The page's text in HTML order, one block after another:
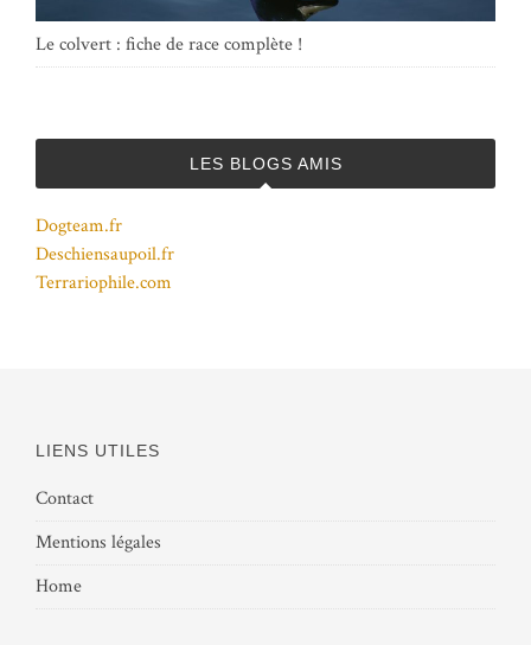
Le colvert : fiche de race complète !
LES BLOGS AMIS
Dogteam.fr
Deschiensaupoil.fr
Terrariophile.com
LIENS UTILES
Contact
Mentions légales
Home